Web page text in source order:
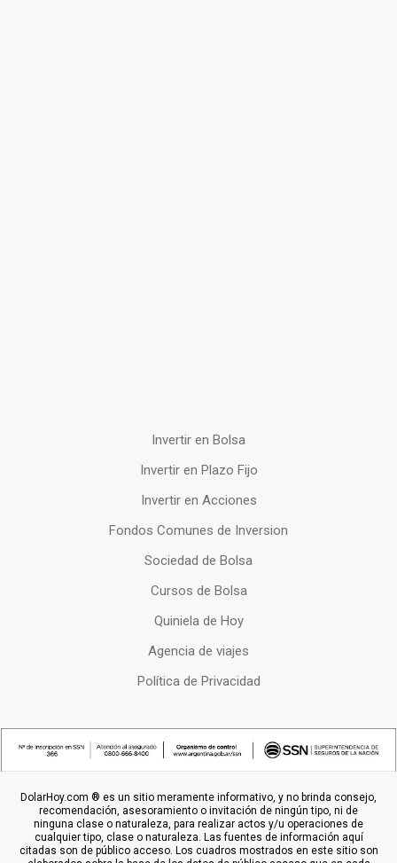
Invertir en Bolsa
Invertir en Plazo Fijo
Invertir en Acciones
Fondos Comunes de Inversion
Sociedad de Bolsa
Cursos de Bolsa
Quiniela de Hoy
Agencia de viajes
Política de Privacidad
DolarHoy.com ® es un sitio meramente informativo, y no brinda consejo,
recomendación, asesoramiento o invitación de ningún tipo, ni de
ninguna clase o naturaleza, para realizar actos y/u operaciones de
cualquier tipo, clase o naturaleza. Las fuentes de información aquí
citadas son de público acceso. Los cuadros mostrados en este sitio son